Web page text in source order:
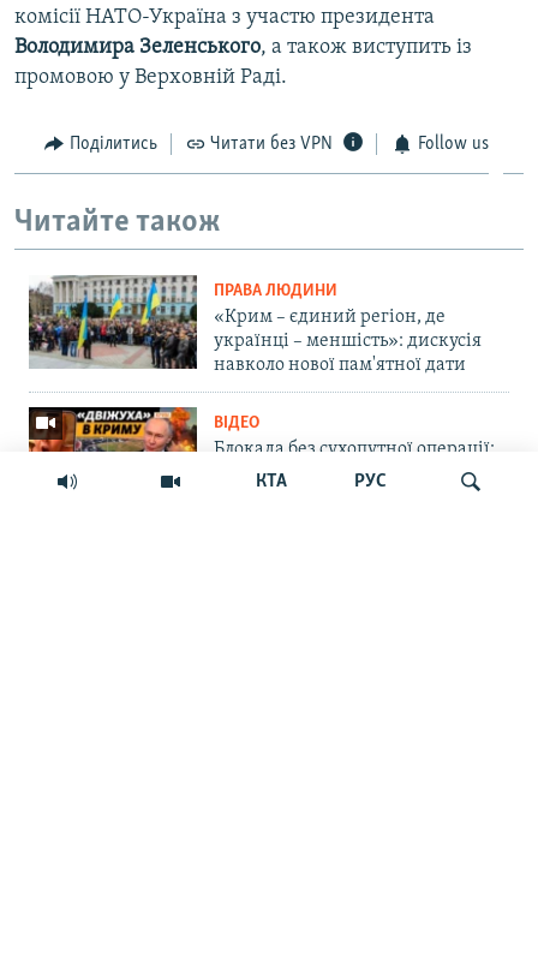
КТА РУС
комісії НАТО-Україна з участю президента
Володимира Зеленського, а також виступить із
промовою у Верховній Раді.​
Поділитись Читати без VPN Follow us
Читайте також
ПРАВА ЛЮДИНИ
«Крим – єдиний регіон, де
українці – меншість»: дискусія
навколо нової пам'ятної дати
ВІДЕО
Блокада без сухопутної операції:
Крим сам себе не заправить і не